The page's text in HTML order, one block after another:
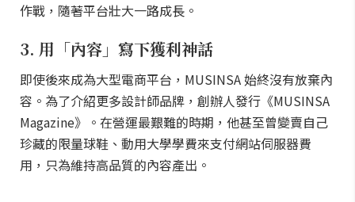
作戰，隨著平台壯大一路成長。
3. 用「內容」寫下獲利神話
即使後來成為大型電商平台，MUSINSA 始終沒有放棄內
容。為了介紹更多設計師品牌，創辦人發行《MUSINSA
Magazine》。在營運最艱難的時期，他甚至曾變賣自己
珍藏的限量球鞋、動用大學學費來支付網站伺服器費
用，只為維持高品質的內容產出。